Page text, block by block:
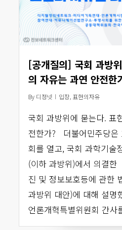
[공개질의] 국회 과방
의 자유는 과연 안전한
By 디정넷 입장, 표현의자유
국회 과방위에 묻는다. 표
전한가? 더불어민주당은
회를 열고, 국회 과학기술
(이하 과방위)에서 의결한
진 및 정보보호등에 관한
과방위 대안)에 대해 설명
언론개혁특별위원회 간